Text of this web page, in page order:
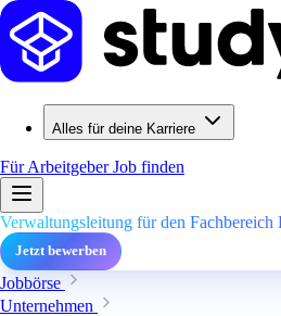
Alles für deine Karriere
Für ArbeitgeberJob finden
Verwaltungsleitung für den
Jetzt bewerben
Jobbörse
Unternehmen